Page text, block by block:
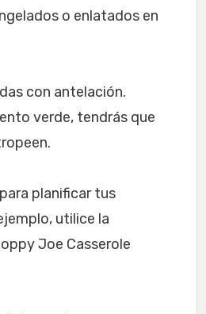
o enlatados en
con antelación.
verde, tendrás que
planificar tus
utilice la
Joe Casserole